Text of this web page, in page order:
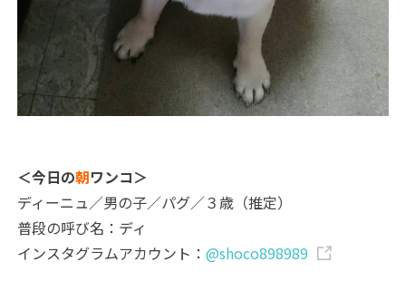
＜今日の朝ワンコ＞
ディーニュ／男の子／パグ／３歳（推定）
普段の呼び名：ディ
インスタグラムアカウント：@shoco898989